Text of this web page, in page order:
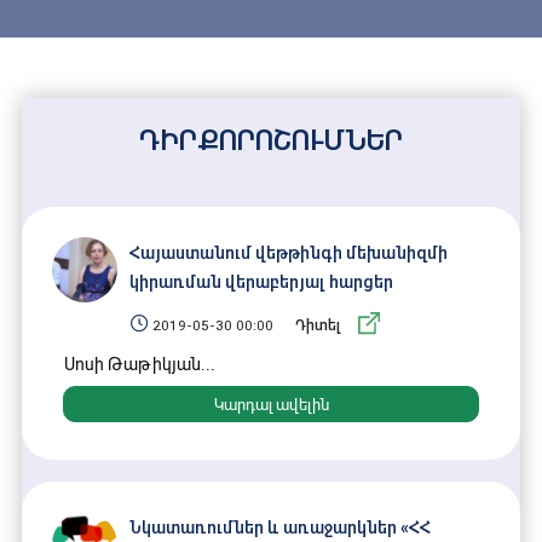
դատական համակարգի բարեփոխումները։
գործիքակազմի կիրարկումը։
բացահայտման գործիքը, որի նպատակն է հավաքել և
վերլուծել տեղեկություններ նախկինում տեղի ունեցած
իրավունքների խախտման վերաբերյալ, փորձել
վերականգնել տուժողների իրավունքները,
գնահատական տալ անցյալին և կատարել
ինստիտուցիոնալ բարեփոխումներ։
ԴԻՐՔՈՐՈՇՈՒՄՆԵՐ
Հայաստանում վեթթինգի մեխանիզմի
կիրառման վերաբերյալ հարցեր
2019-05-30 00:00 Դիտել
Սոսի Թաթիկյան...
Կարդալ ավելին
Նկատառումներ և առաջարկներ «ՀՀ